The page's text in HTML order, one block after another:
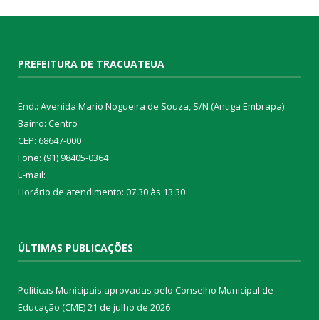
PREFEITURA DE TRACUATEUA
End.: Avenida Mario Nogueira de Souza, S/N (Antiga Embrapa)
Bairro: Centro
CEP: 68647-000
Fone: (91) 98405-0364
E-mail:
Horário de atendimento: 07:30 às 13:30
ÚLTIMAS PUBLICAÇÕES
Políticas Municipais aprovadas pelo Conselho Municipal de
Educação (CME)21 de julho de 2026